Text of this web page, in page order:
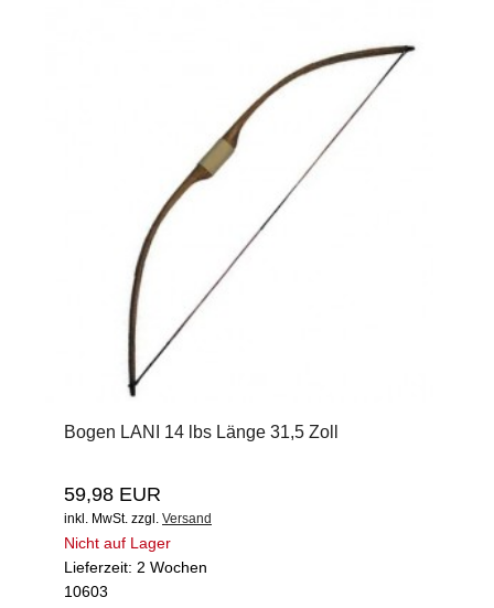
Bogen LANI 14 lbs Länge 31,5 Zoll
59,98 EUR
inkl. MwSt. zzgl. Versand
Nicht auf Lager
Lieferzeit: 2 Wochen
10603